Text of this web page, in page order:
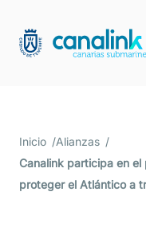
contenido
Inicio
Alianzas
Canalink participa en
proteger el Atlántico a